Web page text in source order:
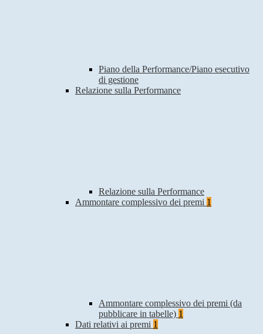
Piano della Performance/Piano esecutivo
di gestione
Relazione sulla Performance
Relazione sulla Performance
Ammontare complessivo dei premi 1
Ammontare complessivo dei premi (da
pubblicare in tabelle) 1
Dati relativi ai premi 1